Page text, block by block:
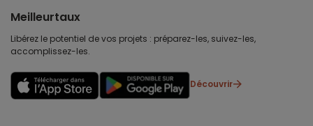
Meilleurtaux
Libérez le potentiel de vos projets : préparez-les, suivez-les,
accomplissez-les.
Découvrir